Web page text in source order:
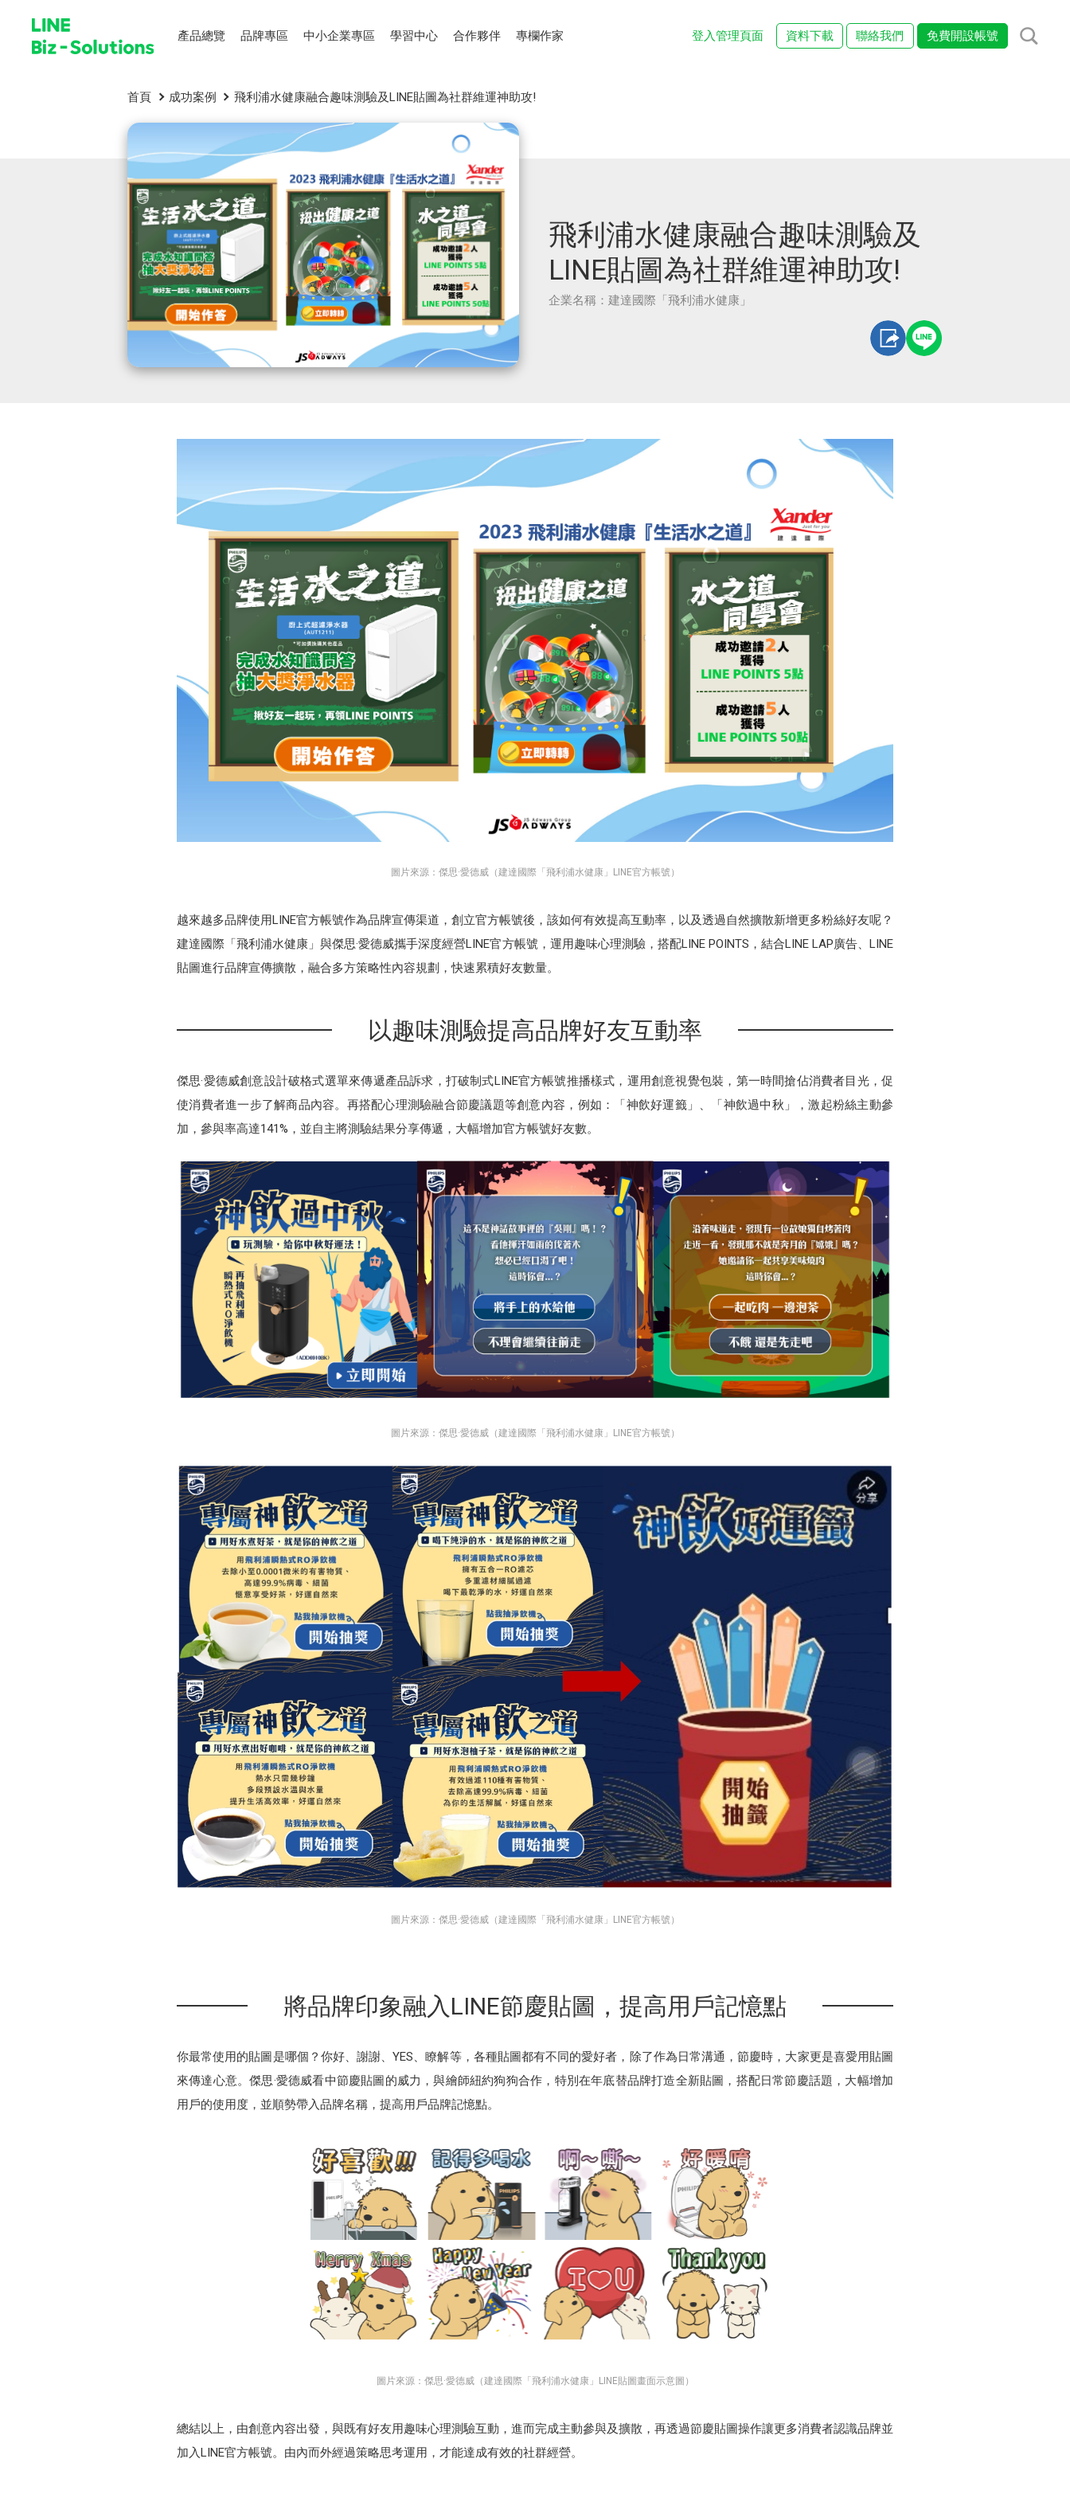
產品總覽 品牌專區 中小企業專區 學習中心 合作夥伴 專欄作家 登入管理頁面 資料下載 聯絡我們 免費開設帳號
首頁 成功案例 飛利浦水健康融合趣味測驗及LINE貼圖為社群維運神助攻!
飛利浦水健康融合趣味測驗及
LINE貼圖為社群維運神助攻!
企業名稱：建達國際「飛利浦水健康」
圖片來源：傑思·愛德威（建達國際「飛利浦水健康」LINE官方帳號）
越來越多品牌使用LINE官方帳號作為品牌宣傳渠道，創立官方帳號後，該如何有效提高互動率，以及透過自然擴散新增更多粉絲好友呢？
建達國際「飛利浦水健康」與傑思·愛德威攜手深度經營LINE官方帳號，運用趣味心理測驗，搭配LINE POINTS，結合LINE LAP廣告、LINE
貼圖進行品牌宣傳擴散，融合多方策略性內容規劃，快速累積好友數量。
以趣味測驗提高品牌好友互動率
傑思·愛德威創意設計破格式選單來傳遞產品訴求，打破制式LINE官方帳號推播樣式，運用創意視覺包裝，第一時間搶佔消費者目光，促
使消費者進一步了解商品內容。再搭配心理測驗融合節慶議題等創意內容，例如：「神飲好運籤」、「神飲過中秋」，激起粉絲主動參
加，參與率高達141%，並自主將測驗結果分享傳遞，大幅增加官方帳號好友數。
圖片來源：傑思·愛德威（建達國際「飛利浦水健康」LINE官方帳號）
圖片來源：傑思·愛德威（建達國際「飛利浦水健康」LINE官方帳號）
將品牌印象融入LINE節慶貼圖，提高用戶記憶點
你最常使用的貼圖是哪個？你好、謝謝、YES、瞭解等，各種貼圖都有不同的愛好者，除了作為日常溝通，節慶時，大家更是喜愛用貼圖
來傳達心意。傑思·愛德威看中節慶貼圖的威力，與繪師紐約狗狗合作，特別在年底替品牌打造全新貼圖，搭配日常節慶話題，大幅增加
用戶的使用度，並順勢帶入品牌名稱，提高用戶品牌記憶點。
圖片來源：傑思·愛德威（建達國際「飛利浦水健康」LINE貼圖畫面示意圖）
總結以上，由創意內容出發，與既有好友用趣味心理測驗互動，進而完成主動參與及擴散，再透過節慶貼圖操作讓更多消費者認識品牌並
加入LINE官方帳號。由內而外經過策略思考運用，才能達成有效的社群經營。